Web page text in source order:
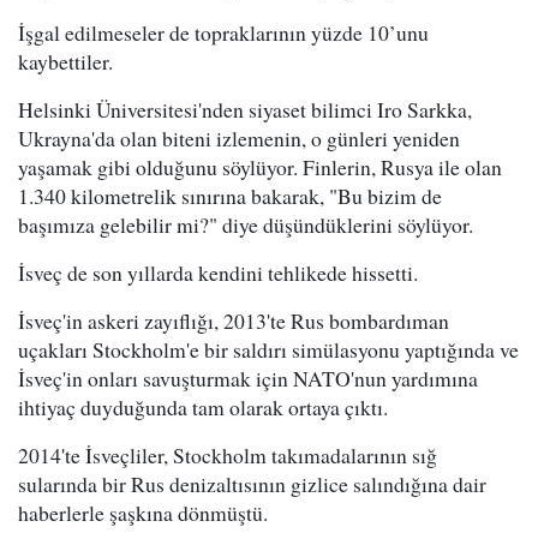
İşgal edilmeseler de topraklarının yüzde 10’unu
kaybettiler.
Helsinki Üniversitesi'nden siyaset bilimci Iro Sarkka,
Ukrayna'da olan biteni izlemenin, o günleri yeniden
yaşamak gibi olduğunu söylüyor. Finlerin, Rusya ile olan
1.340 kilometrelik sınırına bakarak, "Bu bizim de
başımıza gelebilir mi?" diye düşündüklerini söylüyor.
İsveç de son yıllarda kendini tehlikede hissetti.
İsveç'in askeri zayıflığı, 2013'te Rus bombardıman
uçakları Stockholm'e bir saldırı simülasyonu yaptığında ve
İsveç'in onları savuşturmak için NATO'nun yardımına
ihtiyaç duyduğunda tam olarak ortaya çıktı.
2014'te İsveçliler, Stockholm takımadalarının sığ
sularında bir Rus denizaltısının gizlice salındığına dair
haberlerle şaşkına dönmüştü.